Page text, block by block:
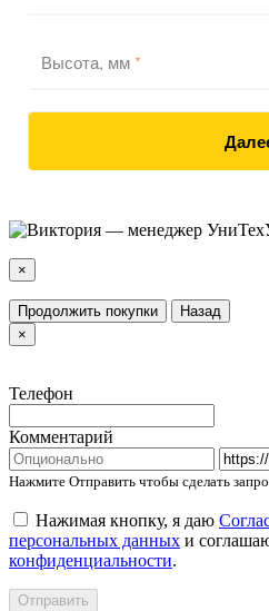
Высота, мм*
×
Продолжить покупки
Назад
×
Телефон
Комментарий
Нажмите Отправить чтобы сделать
Нажимая кнопку, я даю
персональных данных и
конфиденциальности.
Отправить